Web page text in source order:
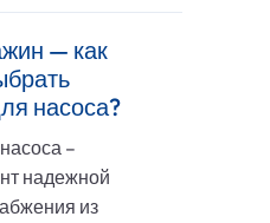
— как
насоса?
–
надежной
из